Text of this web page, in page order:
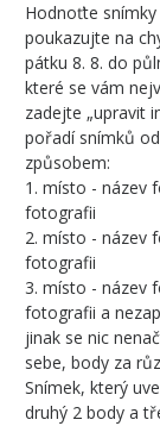
Hodnoťte
poukazujte na
pátku 8. 8. do
které se vám
zadejte „upravit
pořadí snímků
způsobem:
1. místo - název
fotografii
2. místo - název
fotografii
3. místo - název
fotografii a
jinak se nic
sebe, body za
Snímek, který
druhý 2 body a